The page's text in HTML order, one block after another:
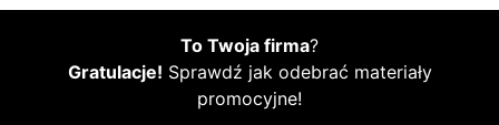
To Twoja firma?
Gratulacje! Sprawdź jak odebrać materiały
promocyjne!